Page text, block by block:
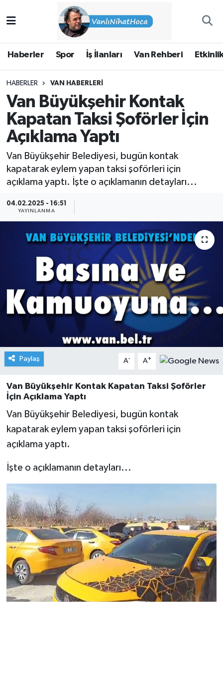
Haberler Spor İş İlanları Van Rehberi
HABERLER VAN HABERLERI
Van Büyükşehir Kontak
Kapatan Taksi Şoförler İçin
Açıklama Yaptı
Van Büyükşehir Belediyesi, bugün kontak
kapatarak eylem yapan taksi şoförleri için
açıklama yaptı. İşte o açıklamanın detayları...
04.02.2025 - 16:51
YAYINLANMA
Paylaş A- A+
Van Büyükşehir Kontak Kapatan Taksi Şoförler
İçin Açıklama Yaptı
Van Büyükşehir Belediyesi, bugün kontak
kapatarak eylem yapan taksi şoförleri için
açıklama yaptı.
İşte o açıklamanın detayları...
Van Rehberi
Etkinlikler
Köşe Yazıları
İpekyolu Nöbetçi Eczaneler
Süper Lig Puan Durumu ve Fikstür
Tüm Manşetler
Son Dakika Haberleri